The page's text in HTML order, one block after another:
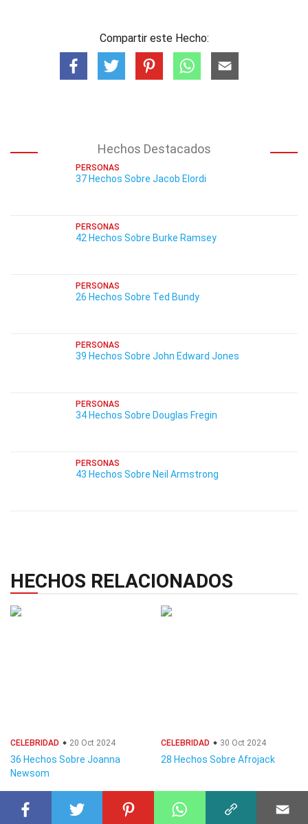
Compartir este Hecho:
Hechos Destacados
PERSONAS
37 Hechos Sobre Jacob Elordi
PERSONAS
42 Hechos Sobre Burke Ramsey
PERSONAS
26 Hechos Sobre Ted Bundy
PERSONAS
39 Hechos Sobre John Edward Jones
PERSONAS
34 Hechos Sobre Douglas Fregin
PERSONAS
43 Hechos Sobre Neil Armstrong
HECHOS RELACIONADOS
CELEBRIDAD 20 Oct 2024
36 Hechos Sobre Joanna
Newsom
CELEBRIDAD 30 Oct 2024
28 Hechos Sobre Afrojack